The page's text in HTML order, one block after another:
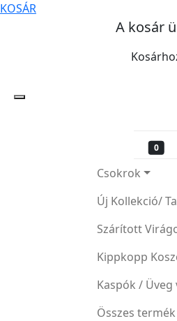
KOSÁR
A kosár
0
Csokrok
Új Kollekció/
Szárított
Kippkopp
Kaspók / Üveg
Összes termék